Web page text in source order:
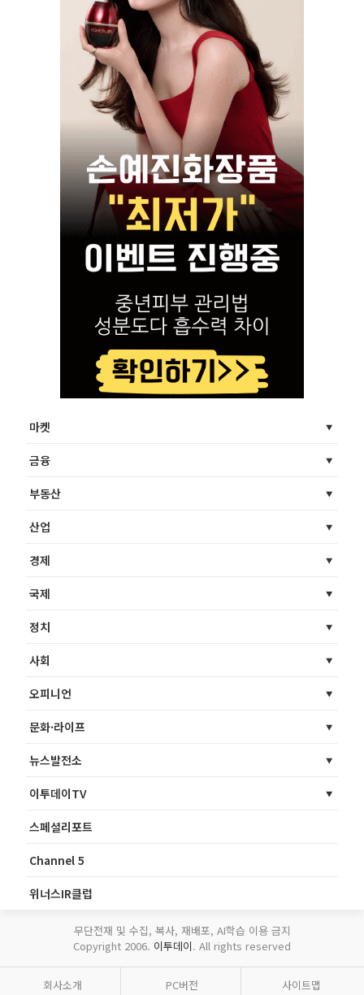
마켓
금융
부동산
산업
경제
국제
정치
사회
오피니언
문화·라이프
뉴스발전소
이투데이TV
스페셜리포트
Channel 5
위너스IR클럽
무단전재 및 수집, 복사, 재배포, AI학습 이용 금지
Copyright 2006. 이투데이. All rights reserved
회사소개 PC버전 사이트맵